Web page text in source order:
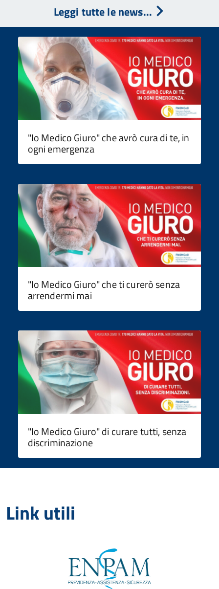
Leggi tutte le news...
"Io Medico Giuro" che avrò cura di te, in
ogni emergenza
"Io Medico Giuro" che ti curerò senza
arrendermi mai
"Io Medico Giuro" di curare tutti, senza
discriminazione
Link utili